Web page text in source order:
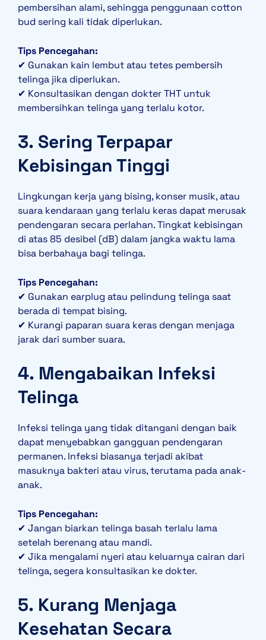
pembersihan alami, sehingga penggunaan cotton
bud sering kali tidak diperlukan.
Tips Pencegahan:
✔ Gunakan kain lembut atau tetes pembersih
telinga jika diperlukan.
✔ Konsultasikan dengan dokter THT untuk
membersihkan telinga yang terlalu kotor.
3. Sering Terpapar
Kebisingan Tinggi
Lingkungan kerja yang bising, konser musik, atau
suara kendaraan yang terlalu keras dapat merusak
pendengaran secara perlahan. Tingkat kebisingan
di atas 85 desibel (dB) dalam jangka waktu lama
bisa berbahaya bagi telinga.
Tips Pencegahan:
✔ Gunakan earplug atau pelindung telinga saat
berada di tempat bising.
✔ Kurangi paparan suara keras dengan menjaga
jarak dari sumber suara.
4. Mengabaikan Infeksi
Telinga
Infeksi telinga yang tidak ditangani dengan baik
dapat menyebabkan gangguan pendengaran
permanen. Infeksi biasanya terjadi akibat
masuknya bakteri atau virus, terutama pada anak-
anak.
Tips Pencegahan:
✔ Jangan biarkan telinga basah terlalu lama
setelah berenang atau mandi.
✔ Jika mengalami nyeri atau keluarnya cairan dari
telinga, segera konsultasikan ke dokter.
5. Kurang Menjaga
Kesehatan Secara